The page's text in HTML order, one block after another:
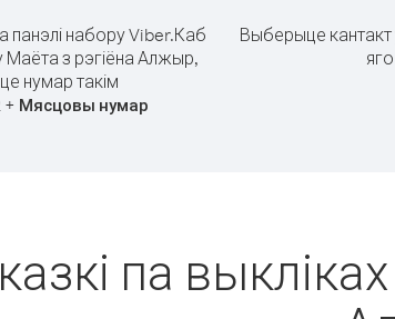
набору Viber.Каб
Маёта з рэгіёна Алжыр,
нумар такім
+ Мясцовы нумар
Выберыце кантакт
па